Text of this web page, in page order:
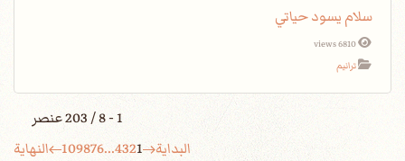
سلام يسود حياتي
6810 views
ترانيم
1 - 8 / 203 عنصر
البداية
1
2
3
4
...
6
7
8
9
10 النهاية